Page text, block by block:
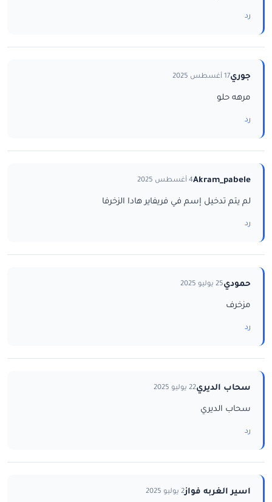
رد
جوري17 أغسطس 2025
مرهه حلو
رد
Akram_pabele4 أغسطس 2025
لم يتم تدخيل إسم في فريفاير هادا الزخرفا
رد
حمودي25 يوليو 2025
مزخرف
رد
سحاب الديري22 يوليو 2025
سحاب الديري
رد
اسير الغربه فواز2 يوليو 2025